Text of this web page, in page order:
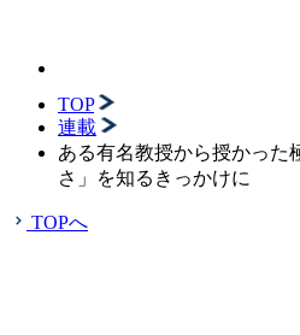
TOP
連載
ある有名教授から授かった
さ」を知るきっかけに
TOPへ